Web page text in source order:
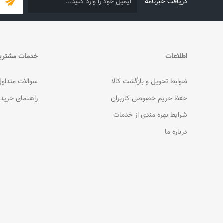
اطلاعات
ضوابط تحویل و بازگشت کالا
حفظ حریم خصوصی کاربران
شرایط بهره مندی از خدمات
درباره ما
خدمات
سوالات
راهنمای خرید